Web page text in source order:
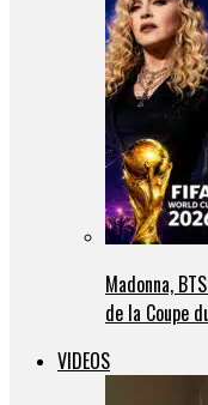
Madonna,
de la Coupe
VIDEOS